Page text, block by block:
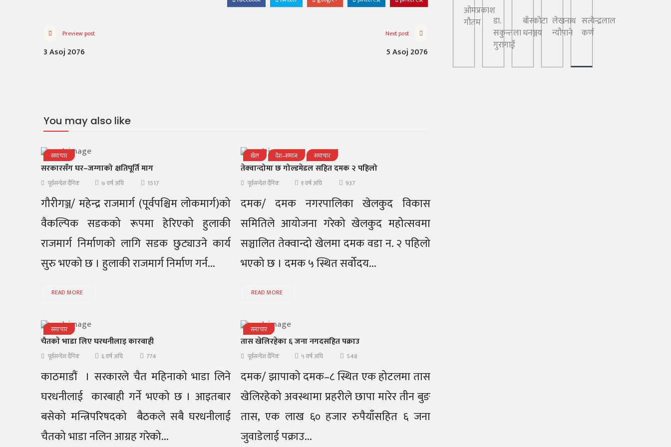
Preview post
3 Asoj 2076
Next post
5 Asoj 2076
You may also like
समाचार
सरकारसँग घर–जग्गाको क्षतिपूर्ति माग
पूर्वसन्देश दैनिक ७ वर्ष अघि 1517
गौरीगञ्ज/ महेन्द्र राजमार्ग (पूर्वपश्चिम लोकमार्ग)को
वैकल्पिक सडकको रूपमा हेरिएको हुलाकी
राजमार्ग निर्माणको लागि सडक छुट्याउने कार्य
सुरु भएको छ । हुलाकी राजमार्ग निर्माण गर्न...
READ MORE
खेल देश–समाज समाचार
तेक्वान्दोमा छ गोल्डमेडल सहित दमक २ पहिलो
पूर्वसन्देश दैनिक १ वर्ष अघि 937
दमक/ दमक नगरपालिका खेलकुद विकास
समितिले आयोजना गरेको खेलकुद महोत्सवमा
सञ्चालित तेक्वान्दो खेलमा दमक वडा न. २ पहिलो
भएको छ । दमक ५ स्थित सर्वोदय...
READ MORE
समाचार
चैतकाे भाडा लिए घरधनीलाइ कारवाही
पूर्वसन्देश दैनिक ६ वर्ष अघि 774
काठमाडौं । सरकारले चैत महिनाको भाडा लिने
घरधनीलाई कारबाही गर्ने भएको छ । आइतबार
बसेको मन्त्रिपरिषदको बैठकले सबै घरधनीलाई
चैतको भाडा नलिन आग्रह गरेको...
समाचार
तास खेलिरहेका ६ जना नगदसहित पक्राउ
पूर्वसन्देश दैनिक ५ वर्ष अघि 548
दमक/ झापाको दमक–८ स्थित एक होटलमा तास
खेलिरहेको अवस्थामा प्रहरीले छापा मारेर तीन बुङ
तास, एक लाख ६० हजार रुपैयाँसहित ६ जना
जुवाडेलाई पक्राउ...
ओमप्रकाश
गौतम
डा.
सकुन्तला
गुरागाई
बाँस्कोटा
धनञ्जय
लेखनाथ
न्यौपाने
सत्येन्द्रलाल
कर्ण